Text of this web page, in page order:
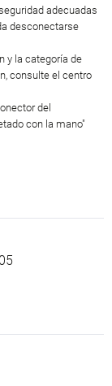
adecuadas
desconectarse
y la categoría de
consulte el centro
del
con la mano"